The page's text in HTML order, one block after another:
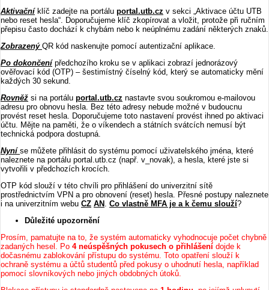
Aktivačníklíč zadejte na portálu portal.utb.cz v sekci „Aktivace účtu UTB
nebo reset hesla“. Doporučujeme klíč zkopírovat a vložit, protože při ručním
přepisu často dochází k chybám nebo k neúplnému zadání některých znaků.
Zobrazený QR kód naskenujte pomocí autentizační aplikace.
Po dokončenípředchozího kroku se v aplikaci zobrazí jednorázový
ověřovací kód (OTP) – šestimístný číselný kód, který se automaticky mění
každých 30 sekund.
Rovněž si na portálu portal.utb.cz nastavte svou soukromou e-mailovou
adresu pro obnovu hesla. Bez této adresy nebude možné v budoucnu
provést reset hesla. Doporučujeme toto nastavení provést ihned po aktivaci
účtu. Mějte na paměti, že o víkendech a státních svátcích nemusí být
technická podpora dostupná.
Nyní se můžete přihlásit do systému pomocí uživatelského jména, které
naleznete na portálu portal.utb.cz (např. v_novak), a hesla, které jste si
vytvořili v předchozích krocích.
OTP kód slouží v této chvíli pro přihlášení do univerzitní sítě
prostřednictvím VPN a pro obnovení (reset) hesla. Přesné postupy naleznete
i na univerzitním webu CZ AN . Co vlastně MFA je a k čemu slouží?
Důležité upozornění
Prosím, pamatujte na to, že systém automaticky vyhodnocuje počet chybně
zadaných hesel. Po 4 neúspěšných pokusech o přihlášení dojde k
dočasnému zablokování přístupu do systému. Toto opatření slouží k
ochraně systému a účtů studentů před pokusy o uhodnutí hesla, například
pomocí slovníkových nebo jiných obdobných útoků.